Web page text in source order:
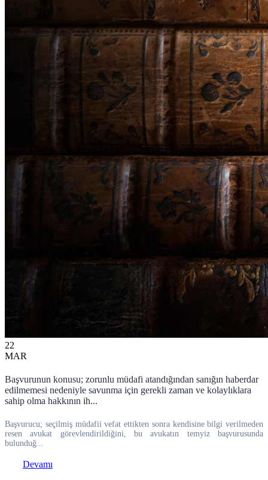
22
MAR
Başvurunun konusu; zorunlu müdafi atandığından sanığın haberdar
edilmemesi nedeniyle savunma için gerekli zaman ve kolaylıklara
sahip olma hakkının ih...
Başvurucu; seçilmiş müdafii vefat ettikten sonra kendisine bilgi verilmeden
resen avukat görevlendirildiğini, bu avukatın temyiz başvurusunda
bulunduğ...
Devamı